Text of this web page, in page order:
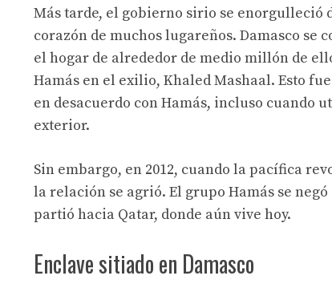
Más tarde, el gobierno sirio se enorgulleció
corazón de muchos lugareños. Damasco
el hogar de alrededor de medio millón de
Hamás en el exilio, Khaled Mashaal. Esto
en desacuerdo con Hamás, incluso
exterior.
Sin embargo, en 2012, cuando la pacífica
la relación se agrió. El grupo Hamás se
partió hacia Qatar, donde aún vive hoy.
Enclave sitiado en Damasco